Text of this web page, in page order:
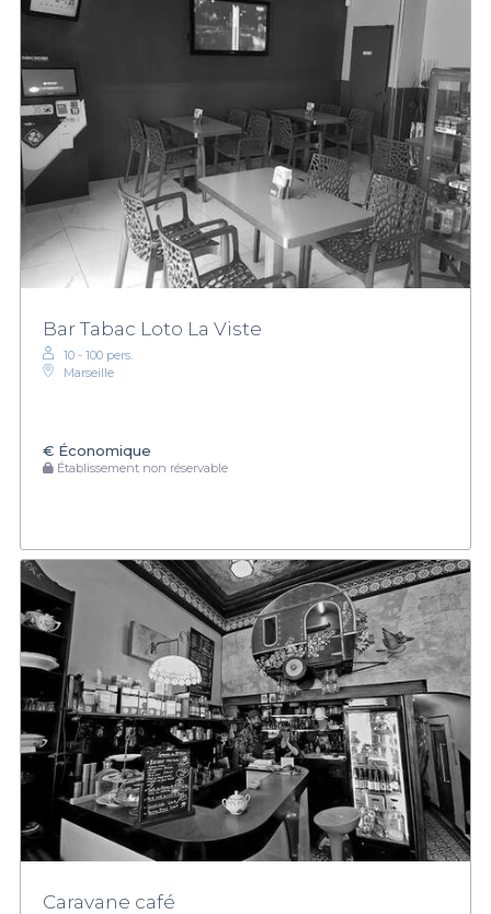
Bar Tabac Loto La Viste
10 - 100 pers.
Marseille
€ Économique
Établissement non réservable
Caravane café